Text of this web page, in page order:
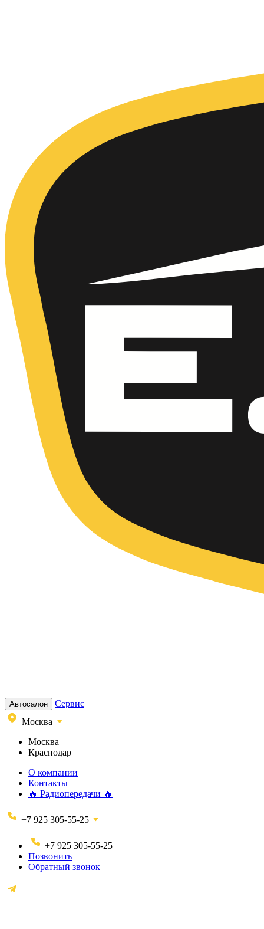
Автосалон
Сервис
Москва
Москва
Краснодар
О компании
Контакты
🔥 Радиопередачи 🔥
+7 925 305-55-25
+7 925 305-55-25
Позвонить
Обратный звонок